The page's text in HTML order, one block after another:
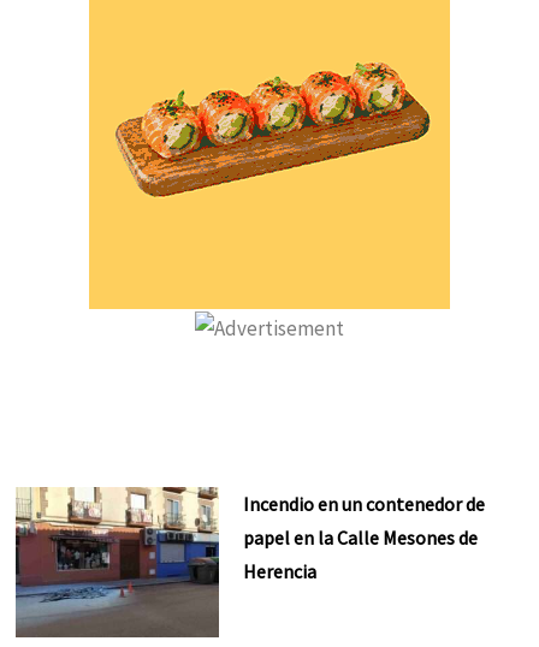
Incendio en un contenedor de
papel en la Calle Mesones de
Herencia